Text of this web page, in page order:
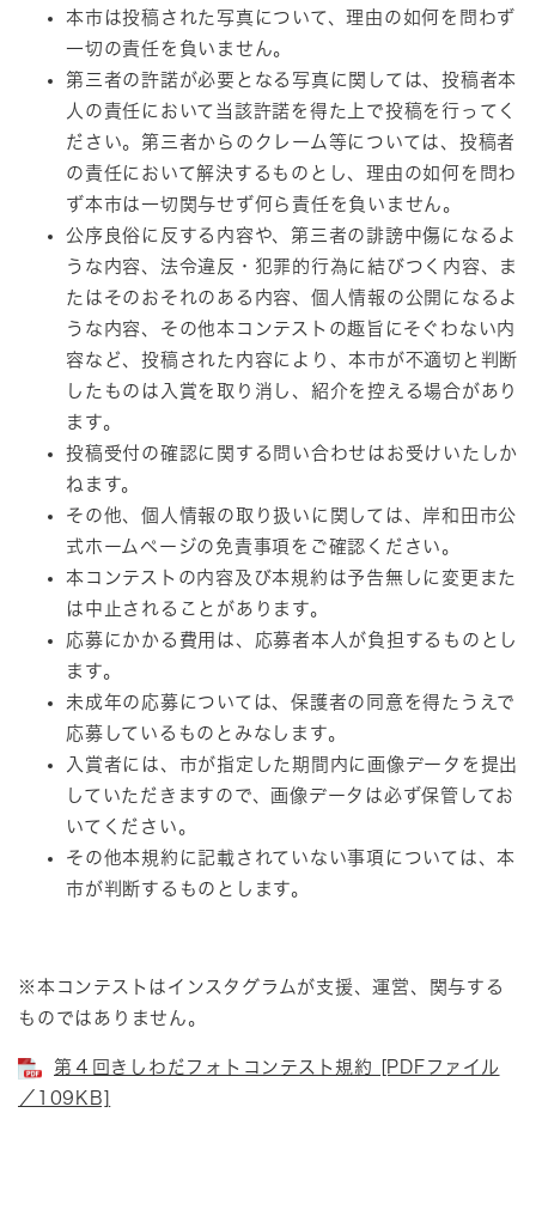
本市は投稿された写真について、理由の如何を問わず
一切の責任を負いません。
第三者の許諾が必要となる写真に関しては、投稿者本
人の責任において当該許諾を得た上で投稿を行ってく
ださい。第三者からのクレーム等については、投稿者
の責任において解決するものとし、理由の如何を問わ
ず本市は一切関与せず何ら責任を負いません。
公序良俗に反する内容や、第三者の誹謗中傷になるよ
うな内容、法令違反・犯罪的行為に結びつく内容、ま
たはそのおそれのある内容、個人情報の公開になるよ
うな内容、その他本コンテストの趣旨にそぐわない内
容など、投稿された内容により、本市が不適切と判断
したものは入賞を取り消し、紹介を控える場合があり
ます。
投稿受付の確認に関する問い合わせはお受けいたしか
ねます。
その他、個人情報の取り扱いに関しては、岸和田市公
式ホームページの免責事項をご確認ください。
本コンテストの内容及び本規約は予告無しに変更また
は中止されることがあります。
応募にかかる費用は、応募者本人が負担するものとし
ます。
未成年の応募については、保護者の同意を得たうえで
応募しているものとみなします。
入賞者には、市が指定した期間内に画像データを提出
していただきますので、画像データは必ず保管してお
いてください。
その他本規約に記載されていない事項については、本
市が判断するものとします。
※本コンテストはインスタグラムが支援、運営、関与する
ものではありません。
第４回きしわだフォトコンテスト規約 [PDFファイル
／109KB]